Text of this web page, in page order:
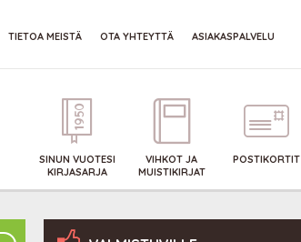
TIETOA MEISTÄ OTA YHTEYTTÄ ASIAKASPALVELU
SINUN VUOTESI
KIRJASARJA
VIHKOT JA
MUISTIKIRJAT
POSTIKORTIT